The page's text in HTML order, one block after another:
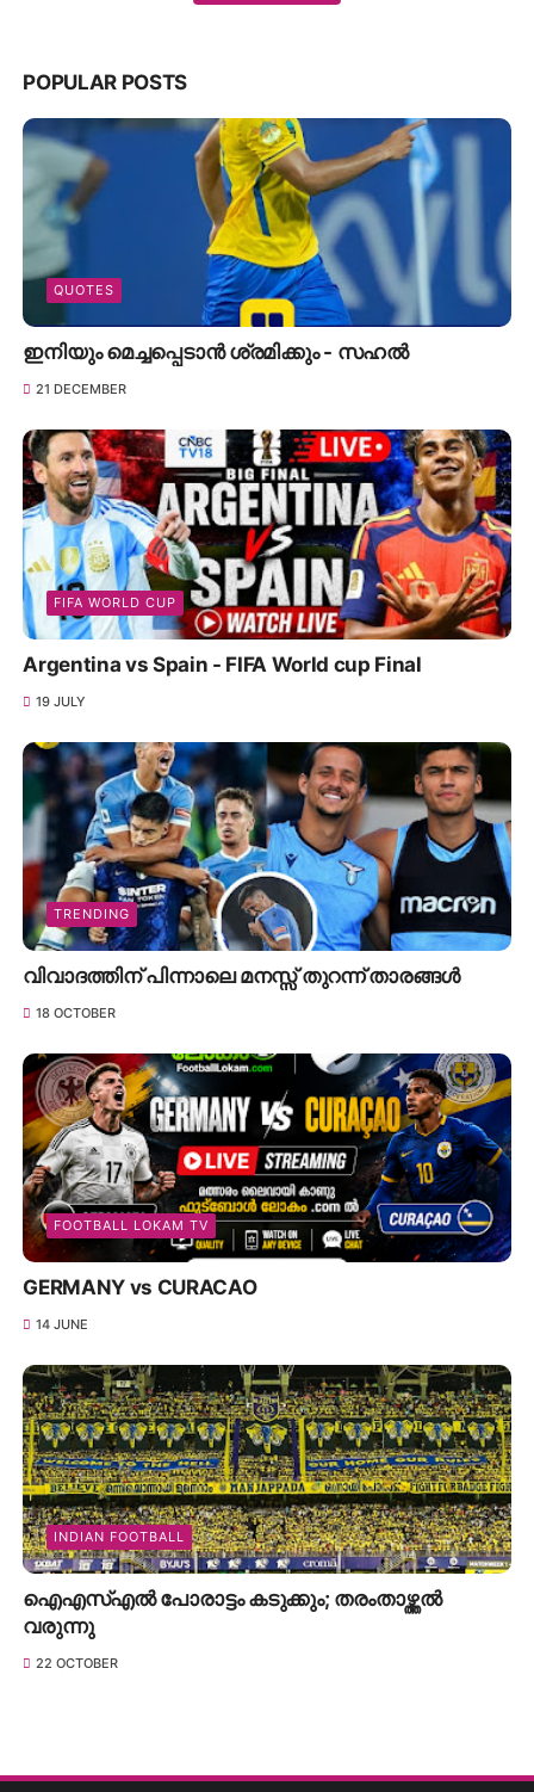
POPULAR POSTS
QUOTES
ഇനിയും മെച്ചപ്പെടാൻ ശ്രമിക്കും - സഹൽ
21 DECEMBER
FIFA WORLD CUP
Argentina vs Spain - FIFA World cup Final
19 JULY
TRENDING
വിവാദത്തിന് പിന്നാലെ മനസ്സ് തുറന്ന് താരങ്ങൾ
18 OCTOBER
FOOTBALL LOKAM TV
GERMANY vs CURACAO
14 JUNE
INDIAN FOOTBALL
ഐഎസ്എൽ പോരാട്ടം കടുക്കും; തരംതാഴ്ത്തൽ
വരുന്നു
22 OCTOBER